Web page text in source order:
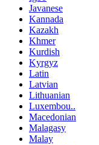
Javanese
Kannada
Kazakh
Khmer
Kurdish
Kyrgyz
Latin
Latvian
Lithuanian
Luxembou..
Macedonian
Malagasy
Malay